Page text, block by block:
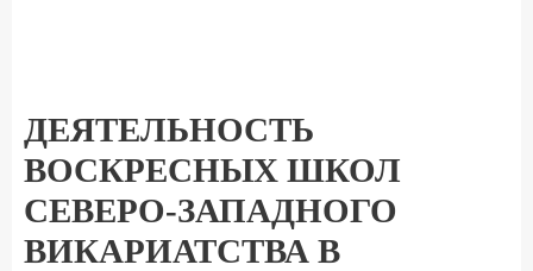
ДЕЯТЕЛЬНОСТЬ
ВОСКРЕСНЫХ ШКОЛ
СЕВЕРО-ЗАПАДНОГО
ВИКАРИАТСТВА В